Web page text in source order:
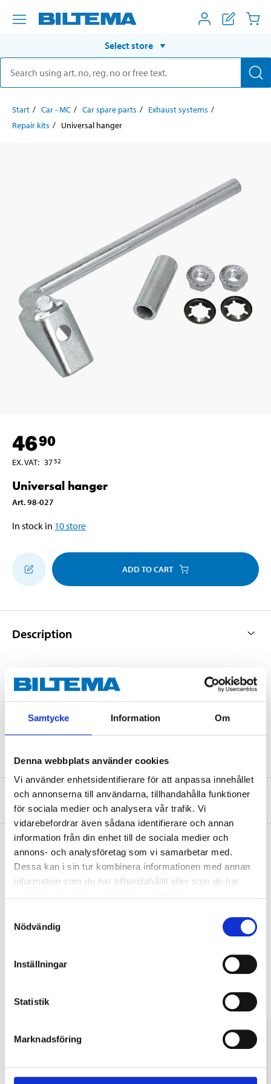
Samtycke Information Om
Denna webbplats använder cookies
Vi använder enhetsidentifierare för att anpassa innehållet
och annonserna till användarna, tillhandahålla funktioner
för sociala medier och analysera vår trafik. Vi
vidarebefordrar även sådana identifierare och annan
information från din enhet till de sociala medier och
annons- och analysföretag som vi samarbetar med.
Dessa kan i sin tur kombinera informationen med annan
information som du har tillhandahållit eller som de har
Nödvändig
Inställningar
Statistik
Marknadsföring
Select store
Start Car - MC Car spare parts
Exhaust systems
Repair kits
Universal hanger
4690
EX. VAT: 3752
Universal hanger
Art.98-027
In stock in 10store
ADD TO CART
Description
Universal exhaust hanger for M8 pipe clips.
About the manufacturer
Pay & Collect
Other customers also bought